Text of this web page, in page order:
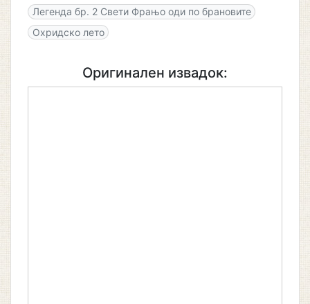
Легенда бр. 2 Свети Фрањо оди по брановите
Охридско лето
Оригинален извадок: